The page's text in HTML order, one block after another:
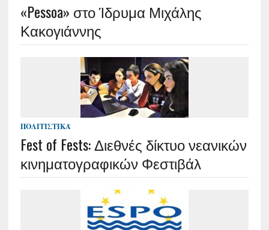
«Pessoa» στο Ίδρυμα Μιχάλης
Κακογιάννης
ΠΟΛΙΤΙΣΤΙΚΆ
Fest of Fests: Διεθνές δίκτυο νεανικών
κινηματογραφικών Φεστιβάλ